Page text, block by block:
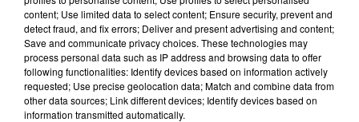
Bélier Taureau Gémeaux
content; Use limited data to select content; Ensure security, prevent and
detect fraud, and fix errors; Deliver and present advertising and content;
Save and communicate privacy choices. These technologies may
process personal data such as IP address and browsing data to offer
following functionalities: Identify devices based on information actively
requested; Use precise geolocation data; Match and combine data from
other data sources; Link different devices; Identify devices based on
information transmitted automatically.